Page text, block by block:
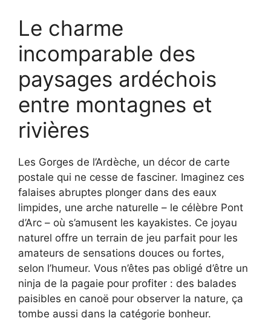
Le charme
incomparable des
paysages ardéchois
entre montagnes et
rivières
Les Gorges de l’Ardèche, un décor de carte
postale qui ne cesse de fasciner. Imaginez ces
falaises abruptes plonger dans des eaux
limpides, une arche naturelle – le célèbre Pont
d’Arc – où s’amusent les kayakistes. Ce joyau
naturel offre un terrain de jeu parfait pour les
amateurs de sensations douces ou fortes,
selon l’humeur. Vous n’êtes pas obligé d’être un
ninja de la pagaie pour profiter : des balades
paisibles en canoë pour observer la nature, ça
tombe aussi dans la catégorie bonheur.